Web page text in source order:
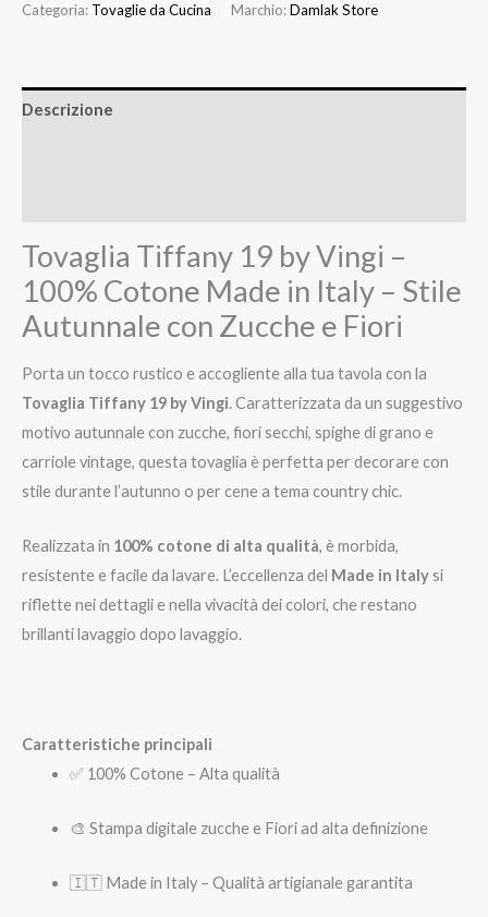
Categoria: Tovaglie da Cucina Marchio:Damlak Store
Descrizione
Tovaglia Tiffany 19 by Vingi –
100% Cotone Made in Italy – Stile
Autunnale con Zucche e Fiori
Porta un tocco rustico e accogliente alla tua tavola con la
Tovaglia Tiffany 19 by Vingi. Caratterizzata da un suggestivo
motivo autunnale con zucche, fiori secchi, spighe di grano e
carriole vintage, questa tovaglia è perfetta per decorare con
stile durante l’autunno o per cene a tema country chic.
Realizzata in 100% cotone di alta qualità, è morbida,
resistente e facile da lavare. L’eccellenza del Made in Italysi
riflette nei dettagli e nella vivacità dei colori, che restano
brillanti lavaggio dopo lavaggio.
Caratteristiche principali
✅ 100% Cotone – Alta qualità
🎨 Stampa digitale zucche e Fiori ad alta definizione
🇮🇹 Made in Italy – Qualità artigianale garantita